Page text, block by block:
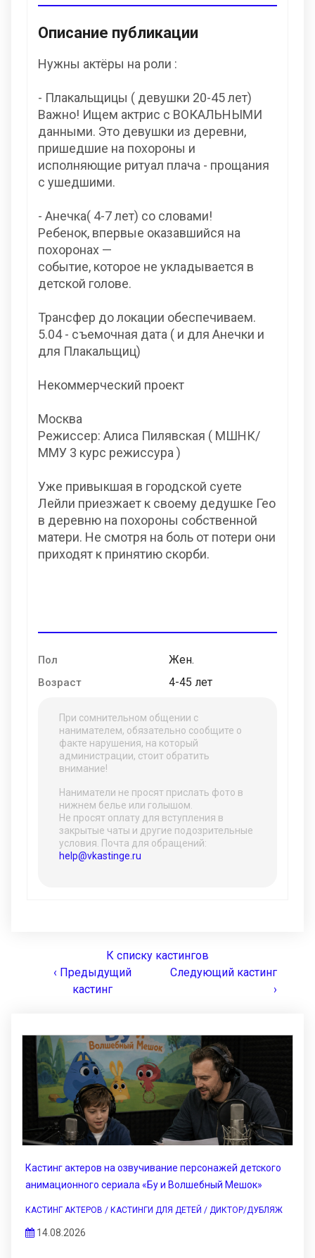
Описание публикации
Нужны актёры на роли :
- Плакальщицы ( девушки 20-45 лет)
Важно! Ищем актрис с ВОКАЛЬНЫМИ
данными. Это девушки из деревни,
пришедшие на похороны и
исполняющие ритуал плача - прощания
с ушедшими.
- Анечка( 4-7 лет) со словами!
Ребенок, впервые оказавшийся на
похоронах —
событие, которое не укладывается в
детской голове.
Трансфер до локации обеспечиваем.
5.04 - съемочная дата ( и для Анечки и
для Плакальщиц)
Некоммерческий проект
Москва
Режиссер: Алиса Пилявская ( МШНК/
ММУ 3 курс режиссура )
Уже привыкшая в городской суете
Лейли приезжает к своему дедушке Гео
в деревню на похороны собственной
матери. Не смотря на боль от потери они
приходят к принятию скорби.
Пол Жен.
Возраст 4-45 лет
При сомнительном общении с
нанимателем, обязательно сообщите о
факте нарушения, на который
администрации, стоит обратить
внимание!
Наниматели не просят прислать фото в
нижнем белье или голышом.
Не просят оплату для вступления в
закрытые чаты и другие подозрительные
условия. Почта для обращений:
help@vkastinge.ru
К списку кастингов
‹ Предыдущий
кастинг
Следующий кастинг
›
Кастинг актеров на озвучивание персонажей детского
анимационного сериала «Бу и Волшебный Мешок»
КАСТИНГ АКТЕРОВ / КАСТИНГИ ДЛЯ ДЕТЕЙ / ДИКТОР/ДУБЛЯЖ
14.08.2026